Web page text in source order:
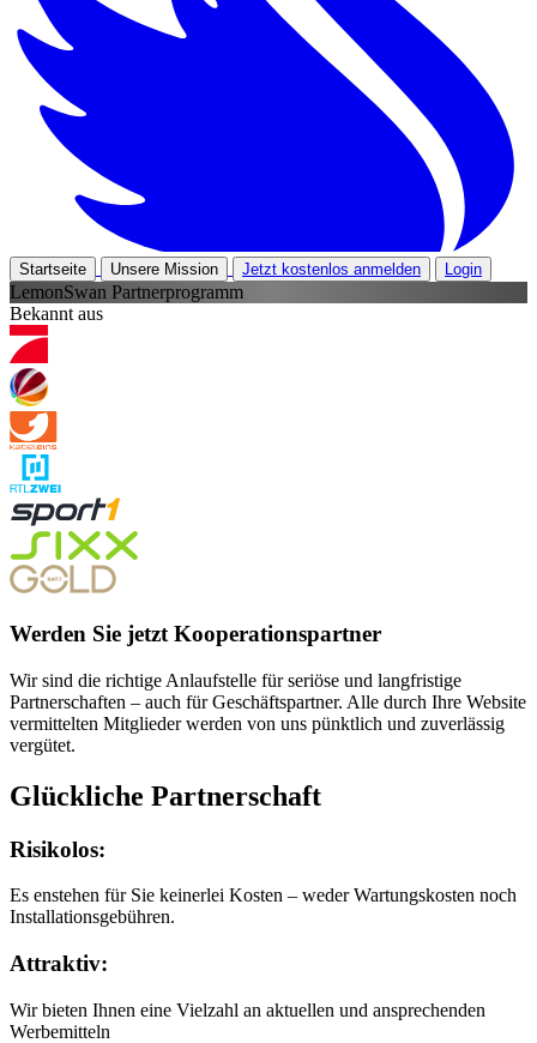
Startseite Unsere Mission Jetzt kostenlos anmelden Login
LemonSwan Partnerprogramm
Bekannt aus
Werden Sie jetzt Kooperationspartner
Wir sind die richtige Anlaufstelle für seriöse und langfristige
Partnerschaften – auch für Geschäftspartner. Alle durch Ihre Website
vermittelten Mitglieder werden von uns pünktlich und zuverlässig
vergütet.
Glückliche Partnerschaft
Risikolos:
Es enstehen für Sie keinerlei Kosten – weder Wartungskosten noch
Installationsgebühren.
Attraktiv:
Wir bieten Ihnen eine Vielzahl an aktuellen und ansprechenden
Werbemitteln